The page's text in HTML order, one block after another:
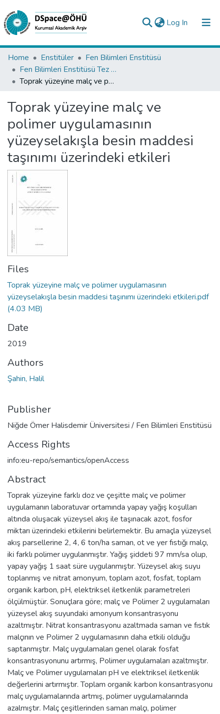
Log In (current)
Collections
All of DSpace
Analyze
Request/Question
Home Enstitüler
Fen Bilimleri Enstitüsü
Fen Bilimleri Enstitüsü Tez Koleksiyonu
Toprak yüzeyine malç ve polimer uygulamasının yüzeyselakışla besin maddesi taşınımı üzerindeki etkileri
Toprak yüzeyine malç ve
polimer uygulamasının
yüzeyselakışla besin maddesi
taşınımı üzerindeki etkileri
Files
Toprak yüzeyine malç ve polimer uygulamasının
yüzeyselakışla besin maddesi taşınımı üzerindeki etkileri.pdf
(4.03 MB)
Date
2019
Authors
Şahin, Halil
Publisher
Niğde Ömer Halisdemir Üniversitesi / Fen Bilimleri Enstitüsü
Access Rights
info:eu-repo/semantics/openAccess
Abstract
Toprak yüzeyine farklı doz ve çeşitte malç ve polimer
uygulamanın laboratuvar ortamında yapay yağış koşulları
altında oluşacak yüzeysel akış ile taşınacak azot, fosfor
miktarı üzerindeki etkilerini belirlemektir. Bu amaçla yüzeysel
akış parsellerine 2, 4, 6 ton/ha saman, ot ve yer fıstığı malçı,
iki farklı polimer uygulanmıştır. Yağış şiddeti 97 mm/sa olup,
yapay yağış 1 saat süre uygulanmıştır. Yüzeysel akış suyu
toplanmış ve nitrat amonyum, toplam azot, fosfat, toplam
organik karbon, pH, elektriksel iletkenlik parametreleri
ölçülmüştür. Sonuçlara göre; malç ve Polimer 2 uygulamaları
yüzeysel akış suyundaki amonyum konsantrasyonu
azaltmıştır. Nitrat konsantrasyonu azaltmada saman ve fıstık
malçının ve Polimer 2 uygulamasının daha etkili olduğu
saptanmıştır. Malç uygulamaları genel olarak fosfat
konsantrasyonunu artırmış, Polimer uygulamaları azaltmıştır.
Malç ve Polimer uygulamaları pH ve elektriksel iletkenlik
değerlerini artırmıştır. Toplam organik karbon konsantrasyonu
malç uygulamalarında artmış, polimer uygulamalarında
azalmıştır. Malç çeşitlerinden saman malçı, polimer